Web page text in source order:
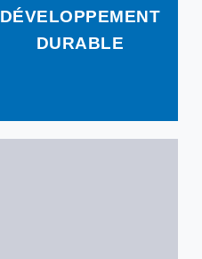
DÉVELOPPEMENT
DURABLE